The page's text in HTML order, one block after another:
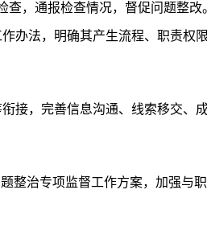
，通报检查情况，督促问题整
办法，明确其产生流程、职责权
接，完善信息沟通、线索移交、
整治专项监督工作方案，加强与